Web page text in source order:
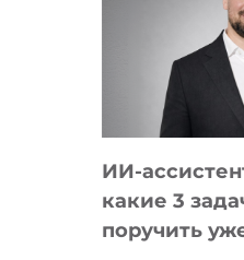
ИИ-
какие 3
поручить